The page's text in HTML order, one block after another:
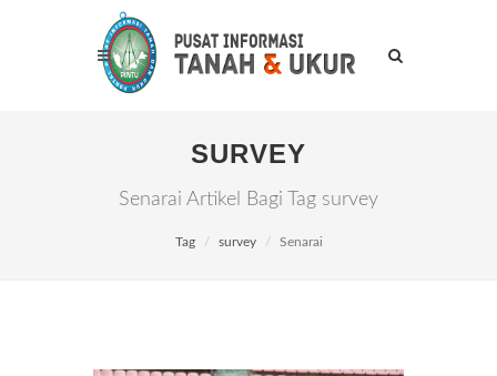
SURVEY
Senarai Artikel Bagi Tag survey
Tag survey Senarai